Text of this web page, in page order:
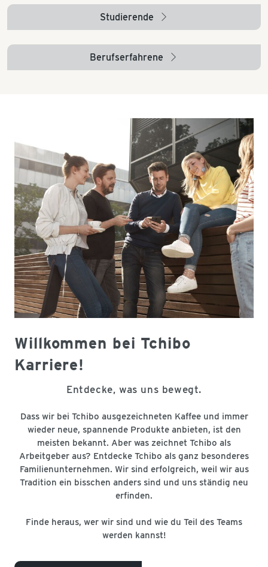
Studierende arrow_right
Berufserfahrene arrow_right
Willkommen bei Tchibo
Karriere!
Entdecke, was uns bewegt.
Dass wir bei Tchibo ausgezeichneten Kaffee und immer
wieder neue, spannende Produkte anbieten, ist den
meisten bekannt. Aber was zeichnet Tchibo als
Arbeitgeber aus? Entdecke Tchibo als ganz besonderes
Familienunternehmen. Wir sind erfolgreich, weil wir aus
Tradition ein bisschen anders sind und uns ständig neu
erfinden.
Finde heraus, wer wir sind und wie du Teil des Teams
werden kannst!